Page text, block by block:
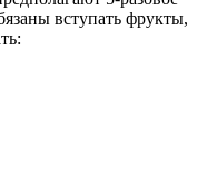
вступать фрукты,